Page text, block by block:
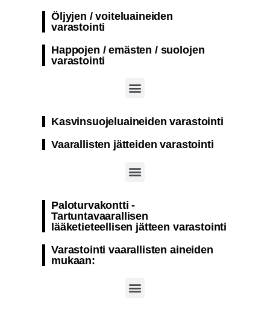
Öljyjen / voiteluaineiden
varastointi
Happojen / emästen / suolojen
varastointi
Kasvinsuojeluaineiden varastointi
Vaarallisten jätteiden varastointi
Paloturvakontti -
Tartuntavaarallisen
lääketieteellisen jätteen varastointi
Varastointi vaarallisten aineiden
mukaan: